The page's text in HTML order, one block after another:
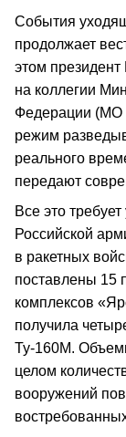
События
продолжает
этом
на коллегии
Федерации (МО
режим
реального
передают
Все это
Российской
в ракетных
поставлены 15
комплексов
получила
Ту-160М.
целом
вооружений